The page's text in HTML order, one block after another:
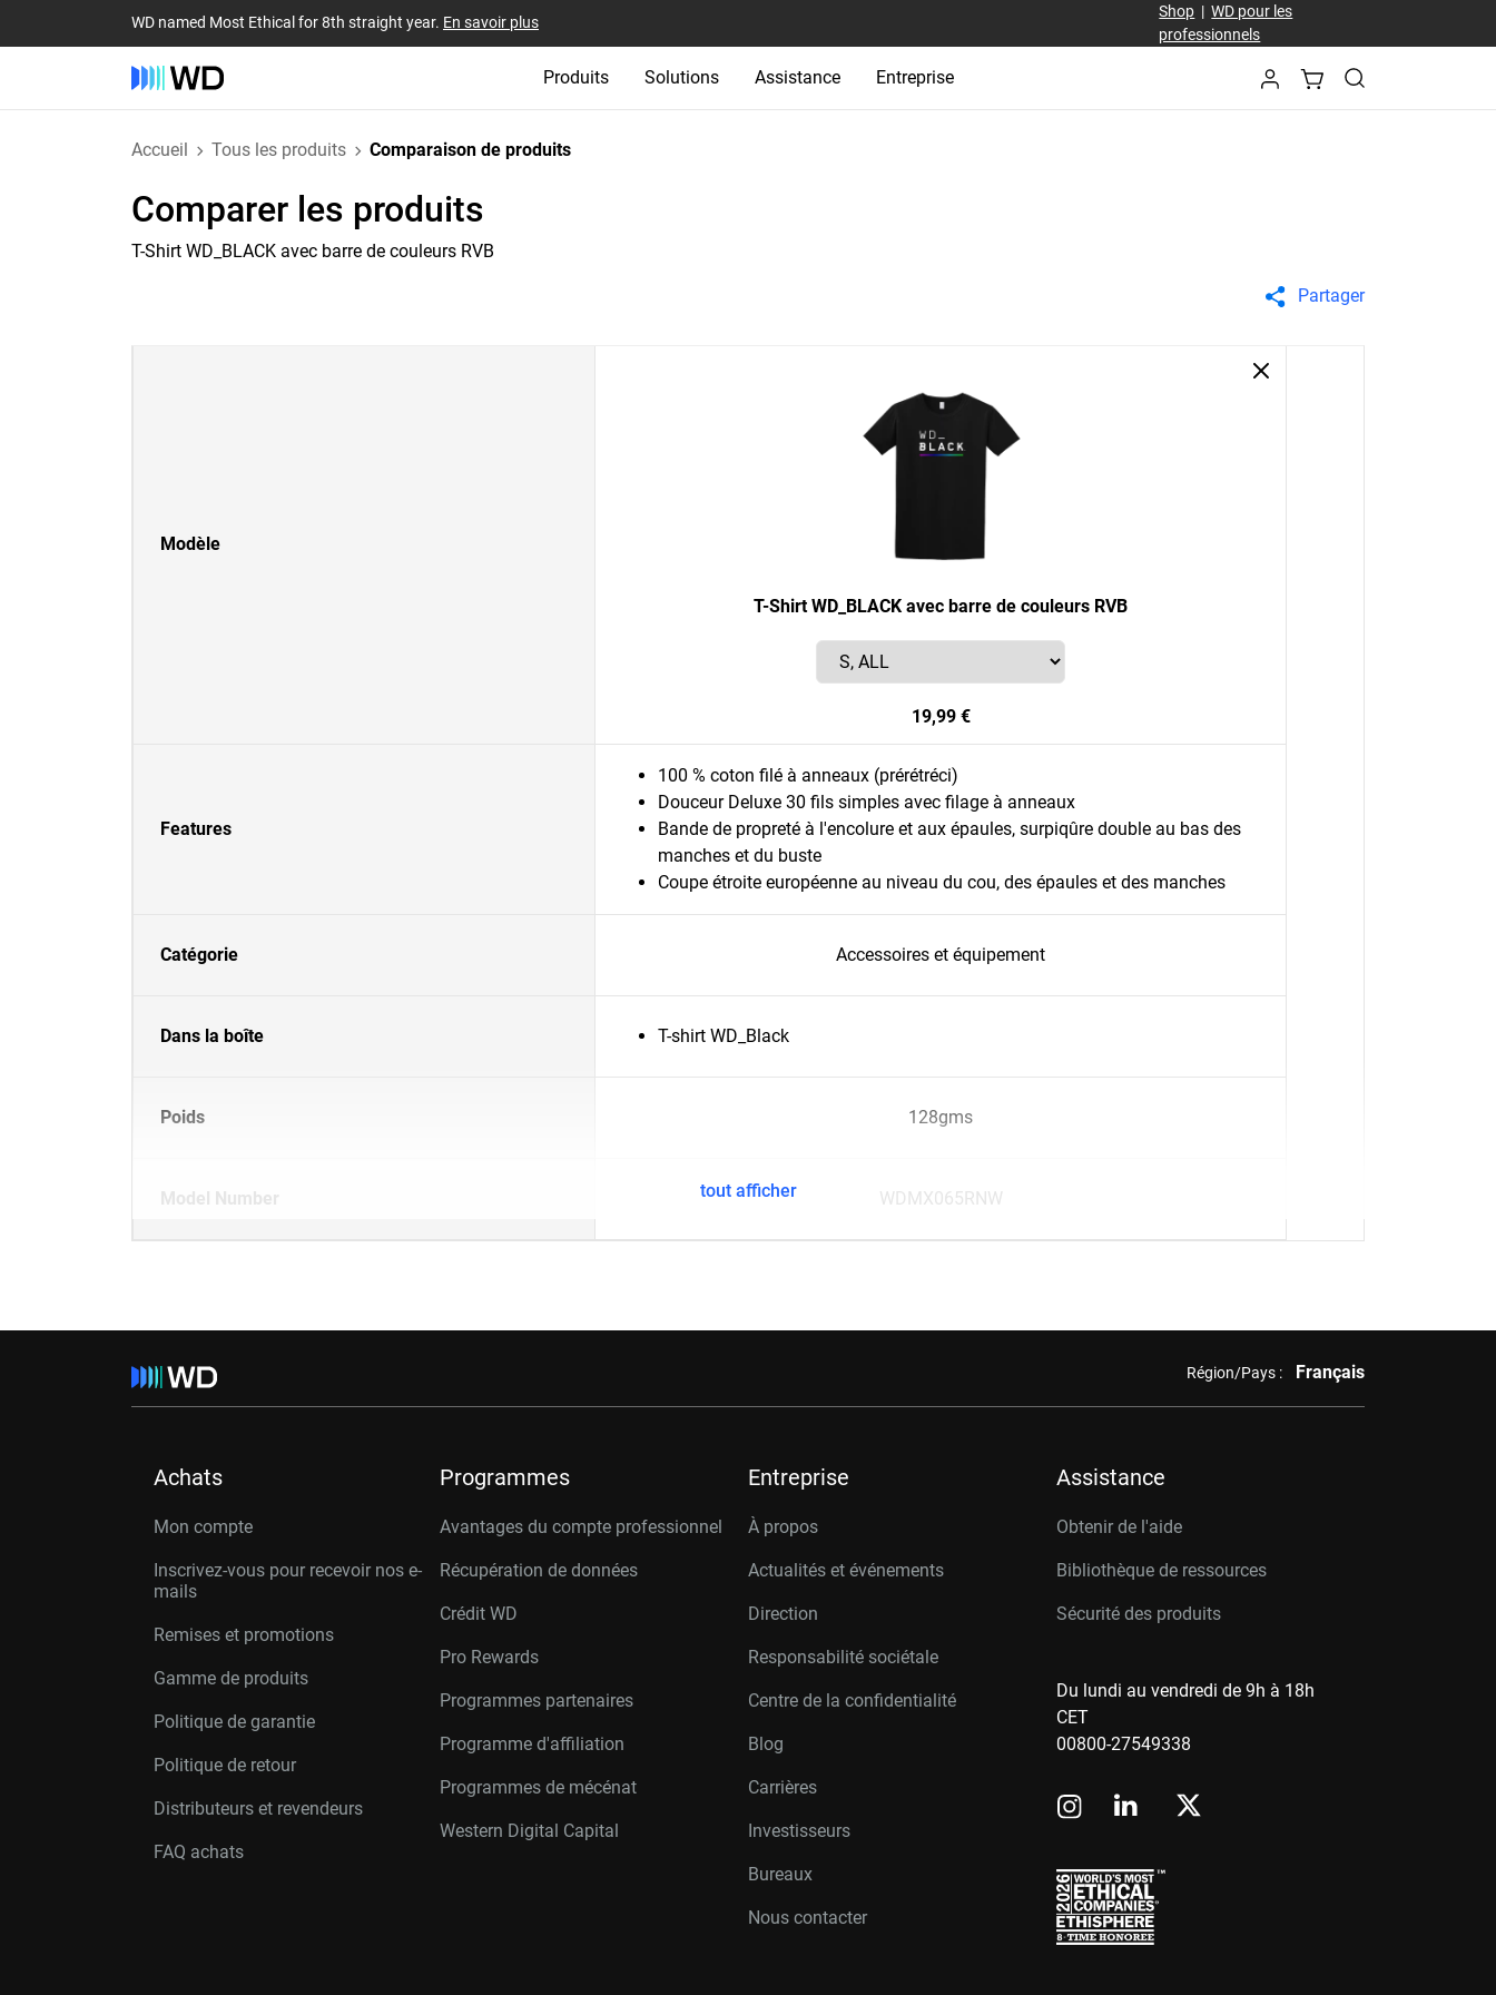
WD named Most Ethical for 8th straight year. En savoir plus
Shop |WD pour les
professionnels
Produits Solutions Assistance Entreprise
Accueil Tous les produits Comparaison de produits
Comparer les produits
T-Shirt WD_BLACK avec barre de couleurs RVB
Partager
Modèle
T-Shirt WD_BLACK avec barre de couleurs RVB
19,99 €
Features
100 % coton filé à anneaux (prérétréci)
Douceur Deluxe 30 fils simples avec filage à anneaux
Bande de propreté à l'encolure et aux épaules, surpiqûre double au bas des
manches et du buste
Coupe étroite européenne au niveau du cou, des épaules et des manches
Catégorie Accessoires et équipement
Dans la boîte T-shirt WD_Black
Poids 128gms
Model Number WDMX065RNW
tout afficher
Région/Pays : Français
Achats
Mon compte
Inscrivez-vous pour recevoir nos e-
mails
Remises et promotions
Gamme de produits
Politique de garantie
Politique de retour
Distributeurs et revendeurs
FAQ achats
Programmes
Avantages du compte professionnel
Récupération de données
Crédit WD
Pro Rewards
Programmes partenaires
Programme d'affiliation
Programmes de mécénat
Western Digital Capital
Entreprise
À propos
Actualités et événements
Direction
Responsabilité sociétale
Centre de la confidentialité
Blog
Carrières
Investisseurs
Bureaux
Nous contacter
Assistance
Obtenir de l'aide
Bibliothèque de ressources
Sécurité des produits
Du lundi au vendredi de 9h à 18h
CET
00800-27549338